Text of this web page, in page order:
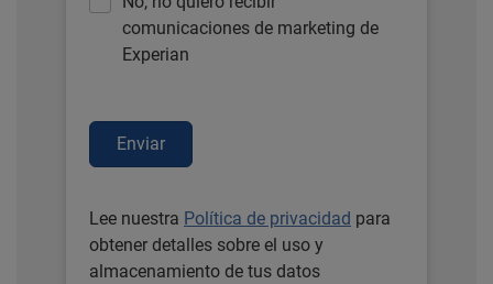
comunicaciones de marketing de
Experian
Enviar
Lee nuestra Política de privacidad para
obtener detalles sobre el uso y
almacenamiento de tus datos